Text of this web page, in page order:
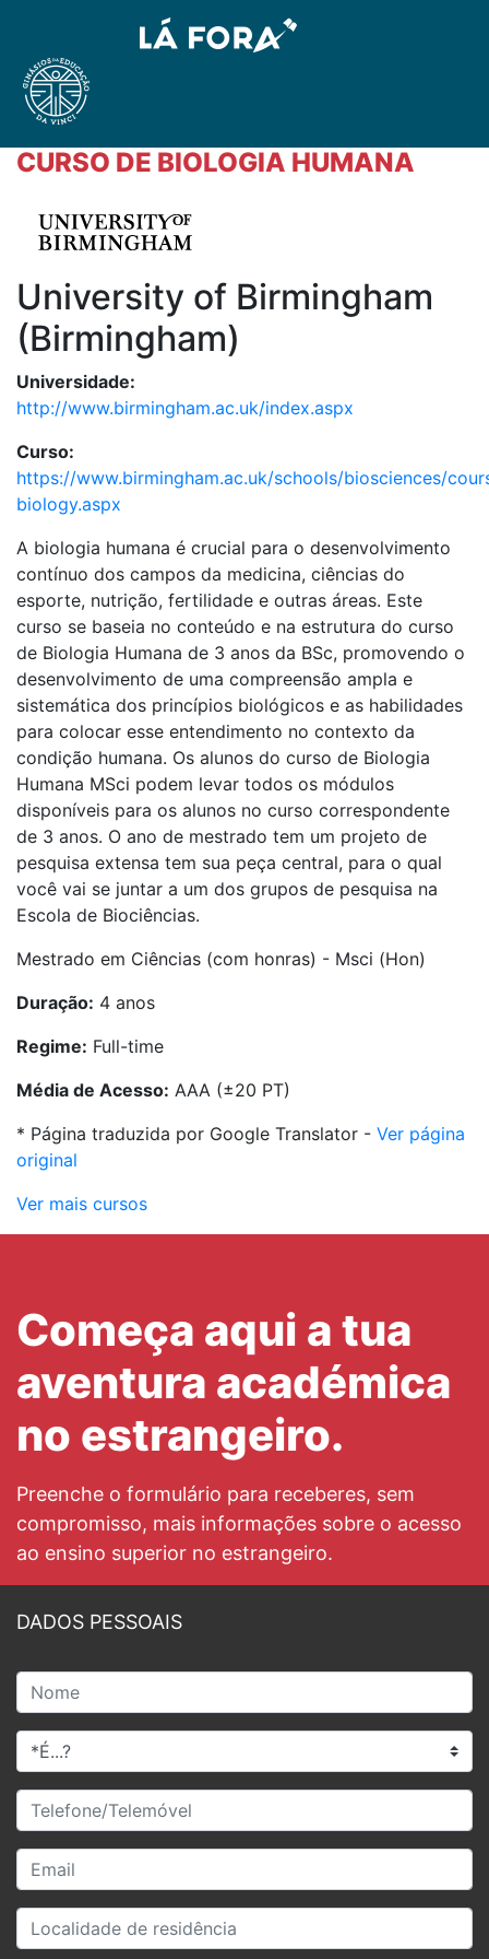
CURSO DE BIOLOGIA HUMANA
University of Birmingham
(Birmingham)
Universidade:
http://www.birmingham.ac.uk/index.aspx
Curso:
https://www.birmingham.ac.uk/schools/biosciences/
biology.aspx
A biologia humana é crucial para o desenvolvimento
contínuo dos campos da medicina, ciências do
esporte, nutrição, fertilidade e outras áreas. Este
curso se baseia no conteúdo e na estrutura do curso
de Biologia Humana de 3 anos da BSc, promovendo o
desenvolvimento de uma compreensão ampla e
sistemática dos princípios biológicos e as habilidades
para colocar esse entendimento no contexto da
condição humana. Os alunos do curso de Biologia
Humana MSci podem levar todos os módulos
disponíveis para os alunos no curso correspondente
de 3 anos. O ano de mestrado tem um projeto de
pesquisa extensa tem sua peça central, para o qual
você vai se juntar a um dos grupos de pesquisa na
Escola de Biociências.
Mestrado em Ciências (com honras) - Msci (Hon)
Duração: 4 anos
Regime: Full-time
Média de Acesso: AAA (±20 PT)
* Página traduzida por Google Translator - Ver página
original
Ver mais cursos
Começa aqui a tua
aventura académica
no estrangeiro.
Preenche o formulário para receberes, sem
compromisso, mais informações sobre o acesso
ao ensino superior no estrangeiro.
DADOS PESSOAIS